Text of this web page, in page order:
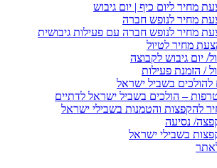
מחיר ליום כיף | יום גיבוש
מחיר לנופש חברה
מחיר לנופש חברה עם פעילות גיבושית
מחיר לטיול
יום גיבוש לקבוצה
/ הזמנת פעילות
בשביל ישראל
– הולכים בשביל ישראל לדתיים
להקפצות והטמנות בשבילי ישראל
נסיעה
בשבילי ישראל